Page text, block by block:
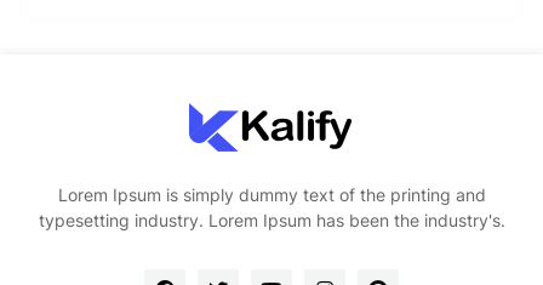
Lorem Ipsum is simply dummy text of the printing and
typesetting industry. Lorem Ipsum has been the industry's.